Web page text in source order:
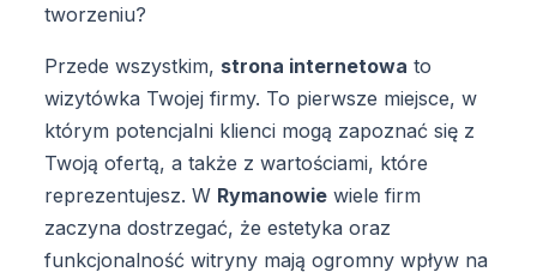
tworzeniu?
Przede wszystkim, strona internetowa to
wizytówka Twojej firmy. To pierwsze miejsce, w
którym potencjalni klienci mogą zapoznać się z
Twoją ofertą, a także z wartościami, które
reprezentujesz. W Rymanowie wiele firm
zaczyna dostrzegać, że estetyka oraz
funkcjonalność witryny mają ogromny wpływ na